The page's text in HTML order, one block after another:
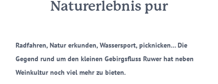
Naturerlebnis pur
Radfahren, Natur erkunden, Wassersport, picknicken… Die
Gegend rund um den kleinen Gebirgsfluss Ruwer hat neben
Weinkultur noch viel mehr zu bieten.